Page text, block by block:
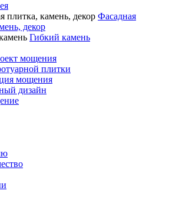
Фасадная
декор
Гибкий камень
мощения
плитки
мощения
дизайн